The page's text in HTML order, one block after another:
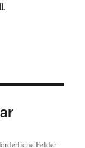
Felder